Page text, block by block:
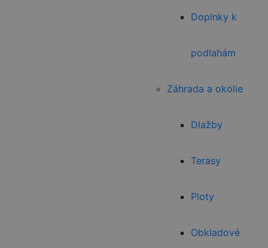
Doplnky k
podlahám
Záhrada a okolie
Dlažby
Terasy
Ploty
Obkladové